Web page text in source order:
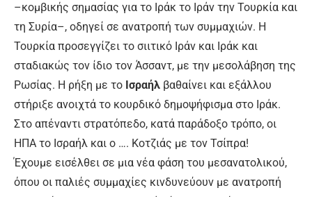
–κομβικής σημασίας για το Ιράκ το Ιράν την Τουρκία και
τη Συρία–, οδηγεί σε ανατροπή των συμμαχιών. Η
Τουρκία προσεγγίζει το σιιτικό Ιράν και Ιράκ και
σταδιακώς τον ίδιο τον Άσσαντ, με την μεσολάβηση της
Ρωσίας. Η ρήξη με το Ισραήλ βαθαίνει και εξάλλου
στήριξε ανοιχτά το κουρδικό δημοψήφισμα στο Ιράκ.
Στο απέναντι στρατόπεδο, κατά παράδοξο τρόπο, οι
ΗΠΑ το Ισραήλ και ο …. Κοτζιάς με τον Τσίπρα!
Έχουμε εισέλθει σε μια νέα φάση του μεσανατολικού,
όπου οι παλιές συμμαχίες κινδυνεύουν με ανατροπή